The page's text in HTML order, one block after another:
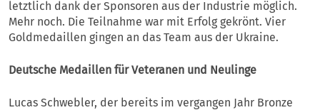
letztlich dank der Sponsoren aus der Industrie möglich.
Mehr noch. Die Teilnahme war mit Erfolg gekrönt. Vier
Goldmedaillen gingen an das Team aus der Ukraine.
Deutsche Medaillen für Veteranen und Neulinge
Lucas Schwebler, der bereits im vergangen Jahr Bronze